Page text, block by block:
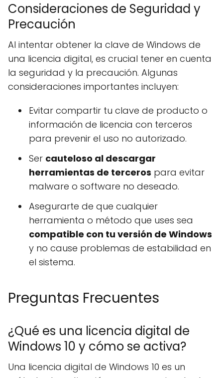
Consideraciones de Seguridad y
Precaución
Al intentar obtener la clave de Windows de
una licencia digital, es crucial tener en cuenta
la seguridad y la precaución. Algunas
consideraciones importantes incluyen:
Evitar compartir tu clave de producto o
información de licencia con terceros
para prevenir el uso no autorizado.
Ser cauteloso al descargar
herramientas de terceros para evitar
malware o software no deseado.
Asegurarte de que cualquier
herramienta o método que uses sea
compatible con tu versión de Windows
y no cause problemas de estabilidad en
el sistema.
Preguntas Frecuentes
¿Qué es una licencia digital de
Windows 10 y cómo se activa?
Una licencia digital de Windows 10 es un